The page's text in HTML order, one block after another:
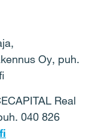
Oy, puh.
Real
040 826